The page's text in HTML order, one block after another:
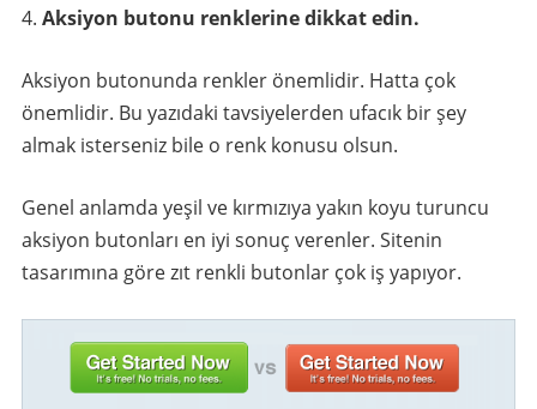
Aksiyon butonu renklerine dikkat edin.
Aksiyon butonunda renkler önemlidir. Hatta çok
önemlidir. Bu yazıdaki tavsiyelerden ufacık bir şey
almak isterseniz bile o renk konusu olsun.
Genel anlamda yeşil ve kırmızıya yakın koyu turuncu
aksiyon butonları en iyi sonuç verenler. Sitenin
tasarımına göre zıt renkli butonlar çok iş yapıyor.